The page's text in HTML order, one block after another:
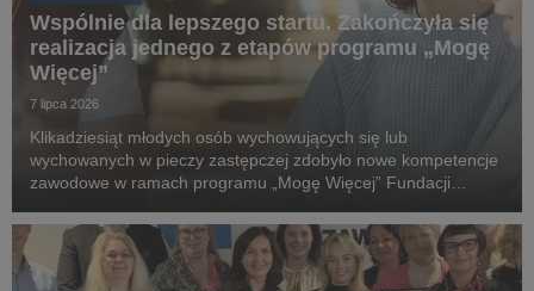
Wspólnie dla lepszego startu. Zakończyła się
realizacja jednego z etapów programu „Mogę
Więcej”
7 lipca 2026
Klikadziesiąt młodych osób wychowujących się lub
wychowanych w pieczy zastępczej zdobyło nowe kompetencje
zawodowe w ramach programu „Mogę Więcej” Fundacji
przedsięwzięcia był Uniwersytet WSB Merito Warszawa, który
odpowiad...